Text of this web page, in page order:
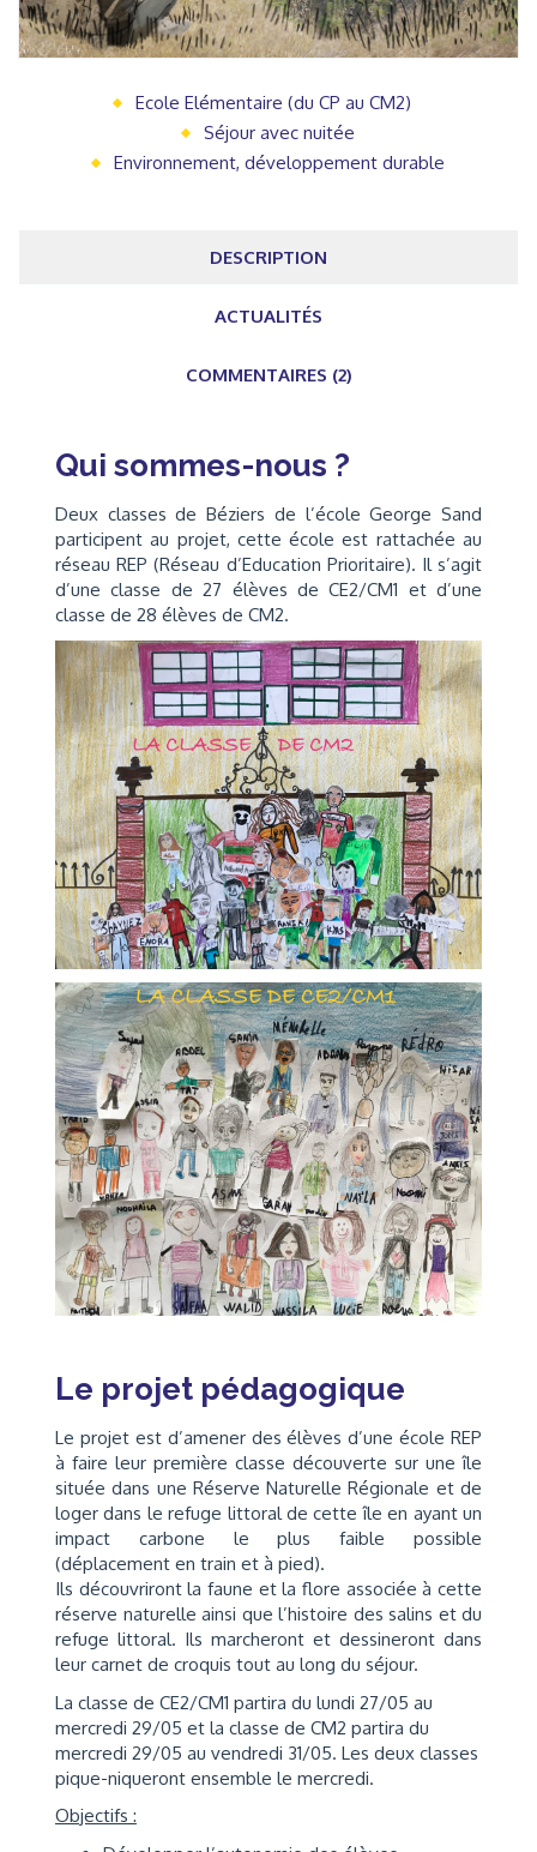
Ecole Elémentaire (du CP au CM2)
Séjour avec nuitée
Environnement, développement durable
DESCRIPTION
ACTUALITÉS
COMMENTAIRES (2)
Qui sommes-nous ?
Deux classes de Béziers de l’école George Sand
participent au projet, cette école est rattachée au
réseau REP (Réseau d’Education Prioritaire). Il s’agit
d’une classe de 27 élèves de CE2/CM1 et d’une
classe de 28 élèves de CM2.
Le projet pédagogique
Le projet est d’amener des élèves d’une école REP
à faire leur première classe découverte sur une île
située dans une Réserve Naturelle Régionale et de
loger dans le refuge littoral de cette île en ayant un
impact carbone le plus faible possible
(déplacement en train et à pied).
Ils découvriront la faune et la flore associée à cette
réserve naturelle ainsi que l’histoire des salins et du
refuge littoral. Ils marcheront et dessineront dans
leur carnet de croquis tout au long du séjour.
La classe de CE2/CM1 partira du lundi 27/05 au
mercredi 29/05 et la classe de CM2 partira du
mercredi 29/05 au vendredi 31/05. Les deux classes
pique-niqueront ensemble le mercredi.
Objectifs :